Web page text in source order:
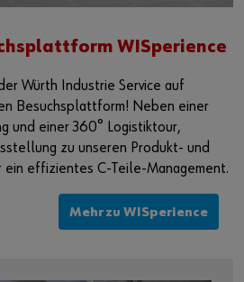
WISperience
Würth Industrie Service auf
Besuchsplattform! Neben einer
und einer 360° Logistiktour,
zu unseren Produkt- und
ein effizientes C-Teile-Management.
Mehr zu WISperience